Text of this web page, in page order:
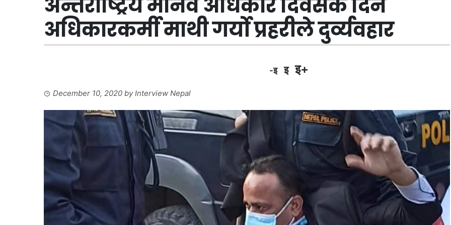
अधिकारकर्मी माथी गर्यो प्रहरीले दुर्व्यवहार
-इ इ इ+
December 10, 2020 byInterview Nepal